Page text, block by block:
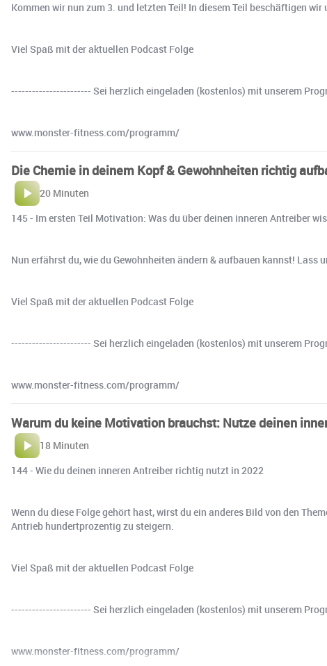
Kommen wir nun zum 3. und letzten Teil! In diesem Teil beschäftigen
Viel Spaß mit der aktuellen Podcast Folge ⁣
----------------------- Sei herzlich eingeladen (kostenlos) mit unserem
www.monster-fitness.com/programm/
Die Chemie in deinem Kopf & Gewohnheiten richtig
20 Minuten
145 - Im ersten Teil Motivation: Was du über deinen inneren Antreiber
Nun erfährst du, wie du Gewohnheiten ändern & aufbauen kannst! Lass
Viel Spaß mit der aktuellen Podcast Folge ⁣
----------------------- Sei herzlich eingeladen (kostenlos) mit unserem
www.monster-fitness.com/programm/
Warum du keine Motivation brauchst: Nutze deinen
18 Minuten
144 - Wie du deinen inneren Antreiber richtig nutzt in 2022
Wenn du diese Folge gehört hast, wirst du ein anderes Bild von den
Antrieb hundertprozentig zu steigern.
Viel Spaß mit der aktuellen Podcast Folge ⁣
----------------------- Sei herzlich eingeladen (kostenlos) mit unserem
www.monster-fitness.com/programm/